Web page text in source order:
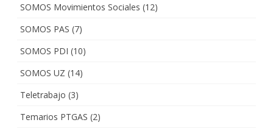
SOMOS Movimientos Sociales (12)
SOMOS PAS (7)
SOMOS PDI (10)
SOMOS UZ (14)
Teletrabajo (3)
Temarios PTGAS (2)